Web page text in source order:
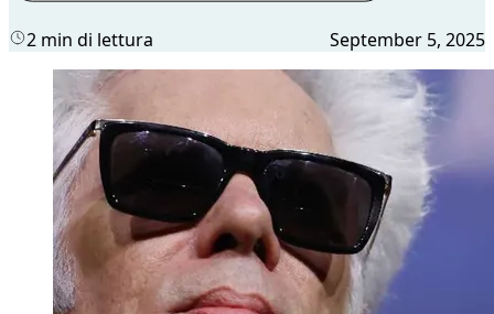
2 min di lettura September 5, 2025